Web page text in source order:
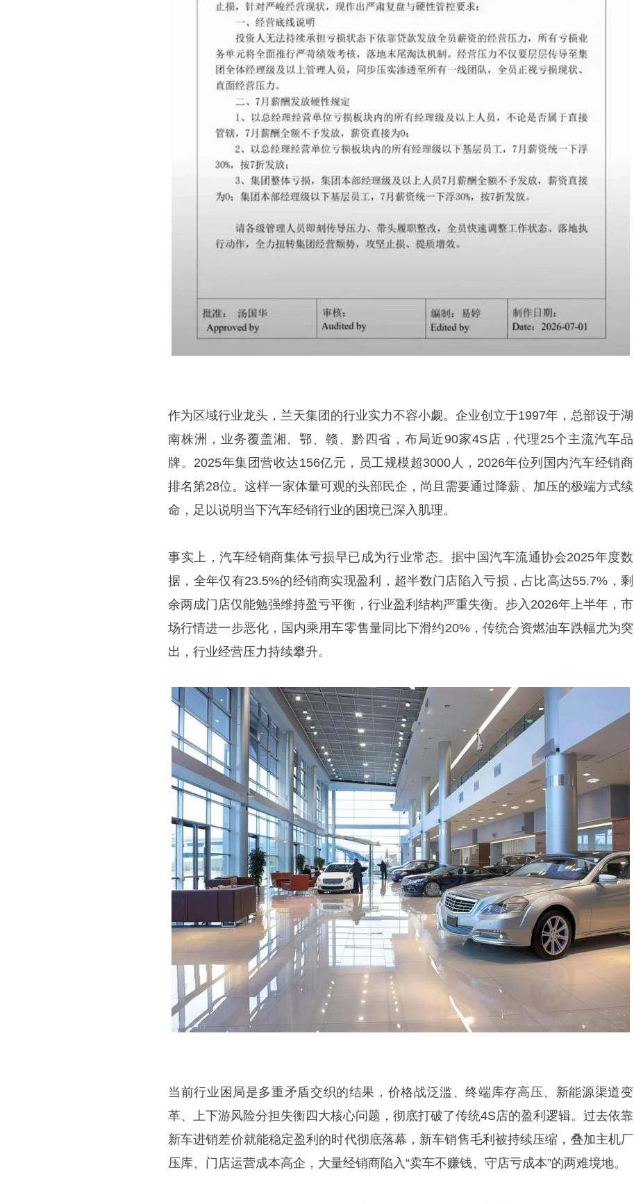
作为区域行业龙头，兰天集团的行业实力不容小觑。企业创立于1997年，总部设于湖
南株洲，业务覆盖湘、鄂、赣、黔四省，布局近90家4S店，代理25个主流汽车品
牌。2025年集团营收达156亿元，员工规模超3000人，2026年位列国内汽车经销商
排名第28位。这样一家体量可观的头部民企，尚且需要通过降薪、加压的极端方式续
命，足以说明当下汽车经销行业的困境已深入肌理。
事实上，汽车经销商集体亏损早已成为行业常态。据中国汽车流通协会2025年度数
据，全年仅有23.5%的经销商实现盈利，超半数门店陷入亏损，占比高达55.7%，剩
余两成门店仅能勉强维持盈亏平衡，行业盈利结构严重失衡。步入2026年上半年，市
场行情进一步恶化，国内乘用车零售量同比下滑约20%，传统合资燃油车跌幅尤为突
出，行业经营压力持续攀升。
当前行业困局是多重矛盾交织的结果，价格战泛滥、终端库存高压、新能源渠道变
革、上下游风险分担失衡四大核心问题，彻底打破了传统4S店的盈利逻辑。过去依靠
新车进销差价就能稳定盈利的时代彻底落幕，新车销售毛利被持续压缩，叠加主机厂
压库、门店运营成本高企，大量经销商陷入“卖车不赚钱、守店亏成本”的两难境地。